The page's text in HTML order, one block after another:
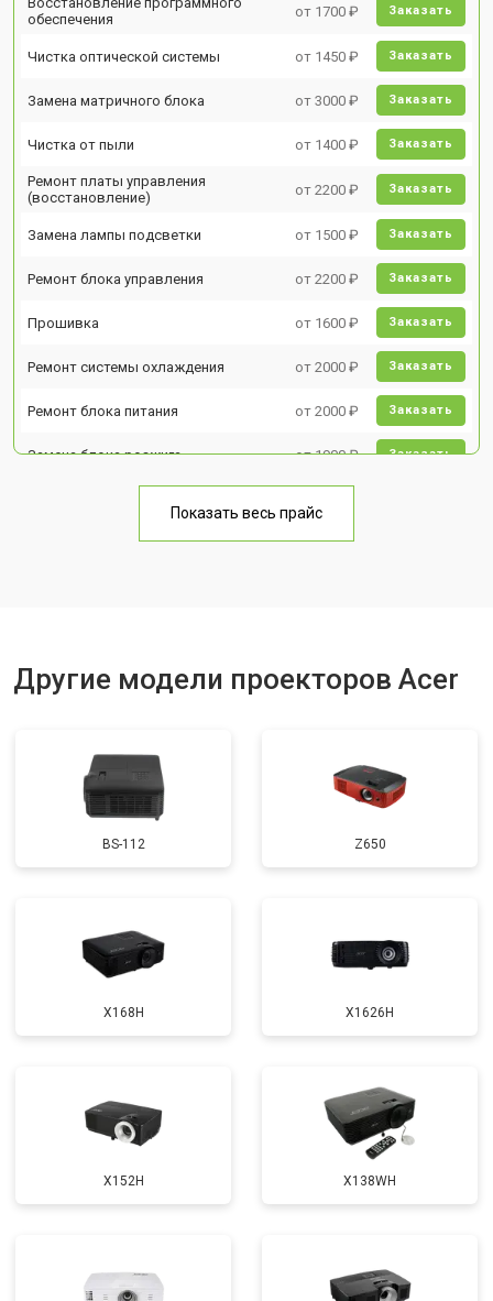
обеспечения
от 1700 ₽ Заказать
Чистка оптической системы от 1450 ₽ Заказать
Замена матричного блока от 3000 ₽ Заказать
Чистка от пыли от 1400 ₽ Заказать
Ремонт платы управления
(восстановление)
от 2200 ₽ Заказать
Замена лампы подсветки от 1500 ₽ Заказать
Ремонт блока управления от 2200 ₽ Заказать
Прошивка от 1600 ₽ Заказать
Ремонт системы охлаждения от 2000 ₽ Заказать
Ремонт блока питания от 2000 ₽ Заказать
Замена блока розжига от 1900 ₽ Заказать
Показать весь прайс
Другие модели проекторов Acer
BS-112 Z650
X168H X1626H
X152H X138WH